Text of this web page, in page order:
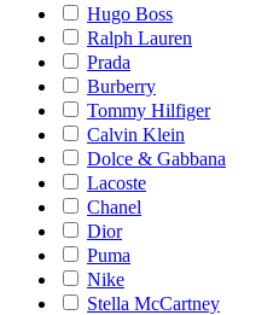
Hugo Boss
Ralph Lauren
Prada
Burberry
Tommy Hilfiger
Calvin Klein
Dolce & Gabbana
Lacoste
Chanel
Dior
Puma
Nike
Stella McCartney